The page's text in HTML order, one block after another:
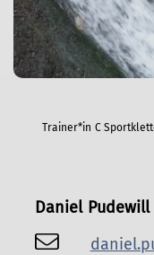
Trainer*in C
Daniel Pudewill